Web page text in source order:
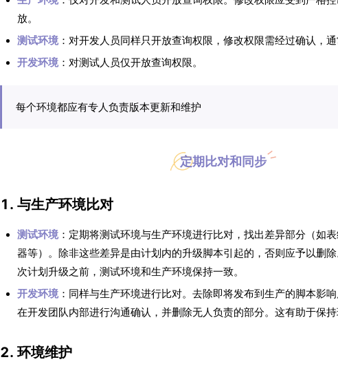
放。
测试环境 ：对开发人员同样只开放查询权限，修改权限需经过确认，通
开发环境 ：对测试人员仅开放查询权限。
每个环境都应有专人负责版本更新和维护
定期比对和同步
1. 与生产环境比对
测试环境 ：定期将测试环境与生产环境进行比对，找出差异部分（如
器等）。除非这些差异是由计划内的升级脚本引起的，否则应予以删
次计划升级之前，测试环境和生产环境保持一致。
开发环境 ：同样与生产环境进行比对。去除即将发布到生产的脚本影
在开发团队内部进行沟通确认，并删除无人负责的部分。这有助于保持
2. 环境维护